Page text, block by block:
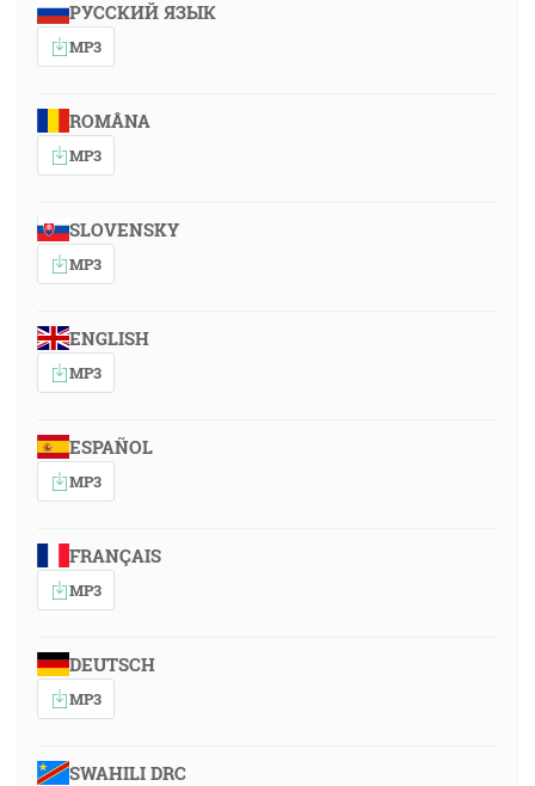
РУССКИЙ ЯЗЫК
MP3
ROMÂNA
MP3
SLOVENSKY
MP3
ENGLISH
MP3
ESPAÑOL
MP3
FRANÇAIS
MP3
DEUTSCH
MP3
SWAHILI DRC